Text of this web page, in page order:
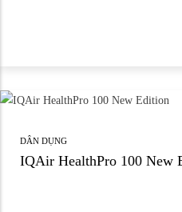
DÂN DỤNG
IQAir HealthPro 100 New